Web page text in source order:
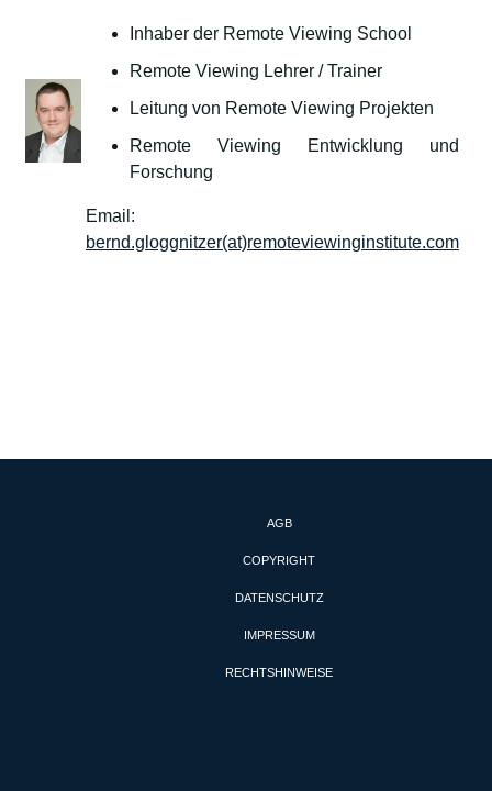
Inhaber der Remote Viewing School
Remote Viewing Lehrer / Trainer
Leitung von Remote Viewing Projekten
Remote Viewing Entwicklung und
Forschung
Email:
bernd.gloggnitzer(at)remoteviewinginstitute.com
AGB
COPYRIGHT
DATENSCHUTZ
IMPRESSUM
RECHTSHINWEISE